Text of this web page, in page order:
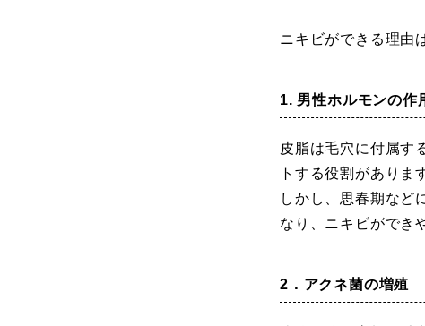
ニキビができる理由
1. 男性ホルモンの作
皮脂は毛穴に付属す
トする役割がありま
しかし、思春期など
なり、ニキビができ
2．アクネ菌の増殖